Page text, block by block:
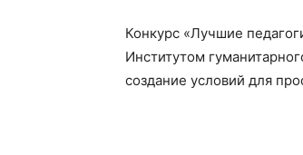
Конкурс «Лучшие
Институтом
создание условий для